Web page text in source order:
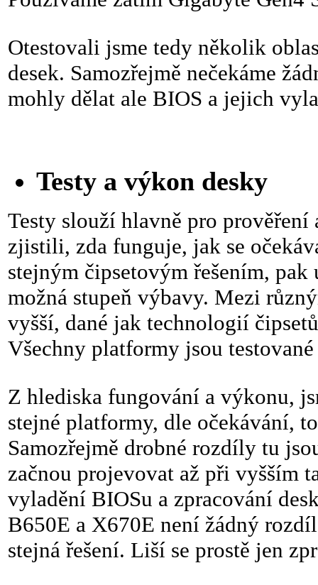
Otestovali jsme tedy několik
desek. Samozřejmě nečekáme
mohly dělat ale BIOS a jejich
Testy a výkon desky
Testy slouží hlavně pro prověření
zjistili, zda funguje, jak se
stejným čipsetovým řešením,
možná stupeň výbavy. Mezi
vyšší, dané jak technologií
Všechny platformy jsou
Z hlediska fungování a výkonu,
stejné platformy, dle očekávání,
Samozřejmě drobné rozdíly tu
začnou projevovat až při vyšším
vyladění BIOSu a zpracování
B650E a X670E není žádný
stejná řešení. Liší se prostě jen